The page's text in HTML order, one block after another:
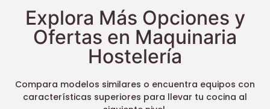
Explora Más Opciones y
Ofertas en Maquinaria
Hostelería
Compara modelos similares o encuentra equipos con
características superiores para llevar tu cocina al